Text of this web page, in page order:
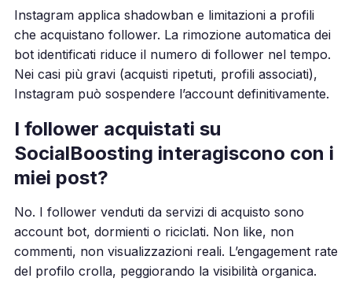
Instagram applica shadowban e limitazioni a profili
che acquistano follower. La rimozione automatica dei
bot identificati riduce il numero di follower nel tempo.
Nei casi più gravi (acquisti ripetuti, profili associati),
Instagram può sospendere l’account definitivamente.
I follower acquistati su
SocialBoosting interagiscono con i
miei post?
No. I follower venduti da servizi di acquisto sono
account bot, dormienti o riciclati. Non like, non
commenti, non visualizzazioni reali. L’engagement rate
del profilo crolla, peggiorando la visibilità organica.